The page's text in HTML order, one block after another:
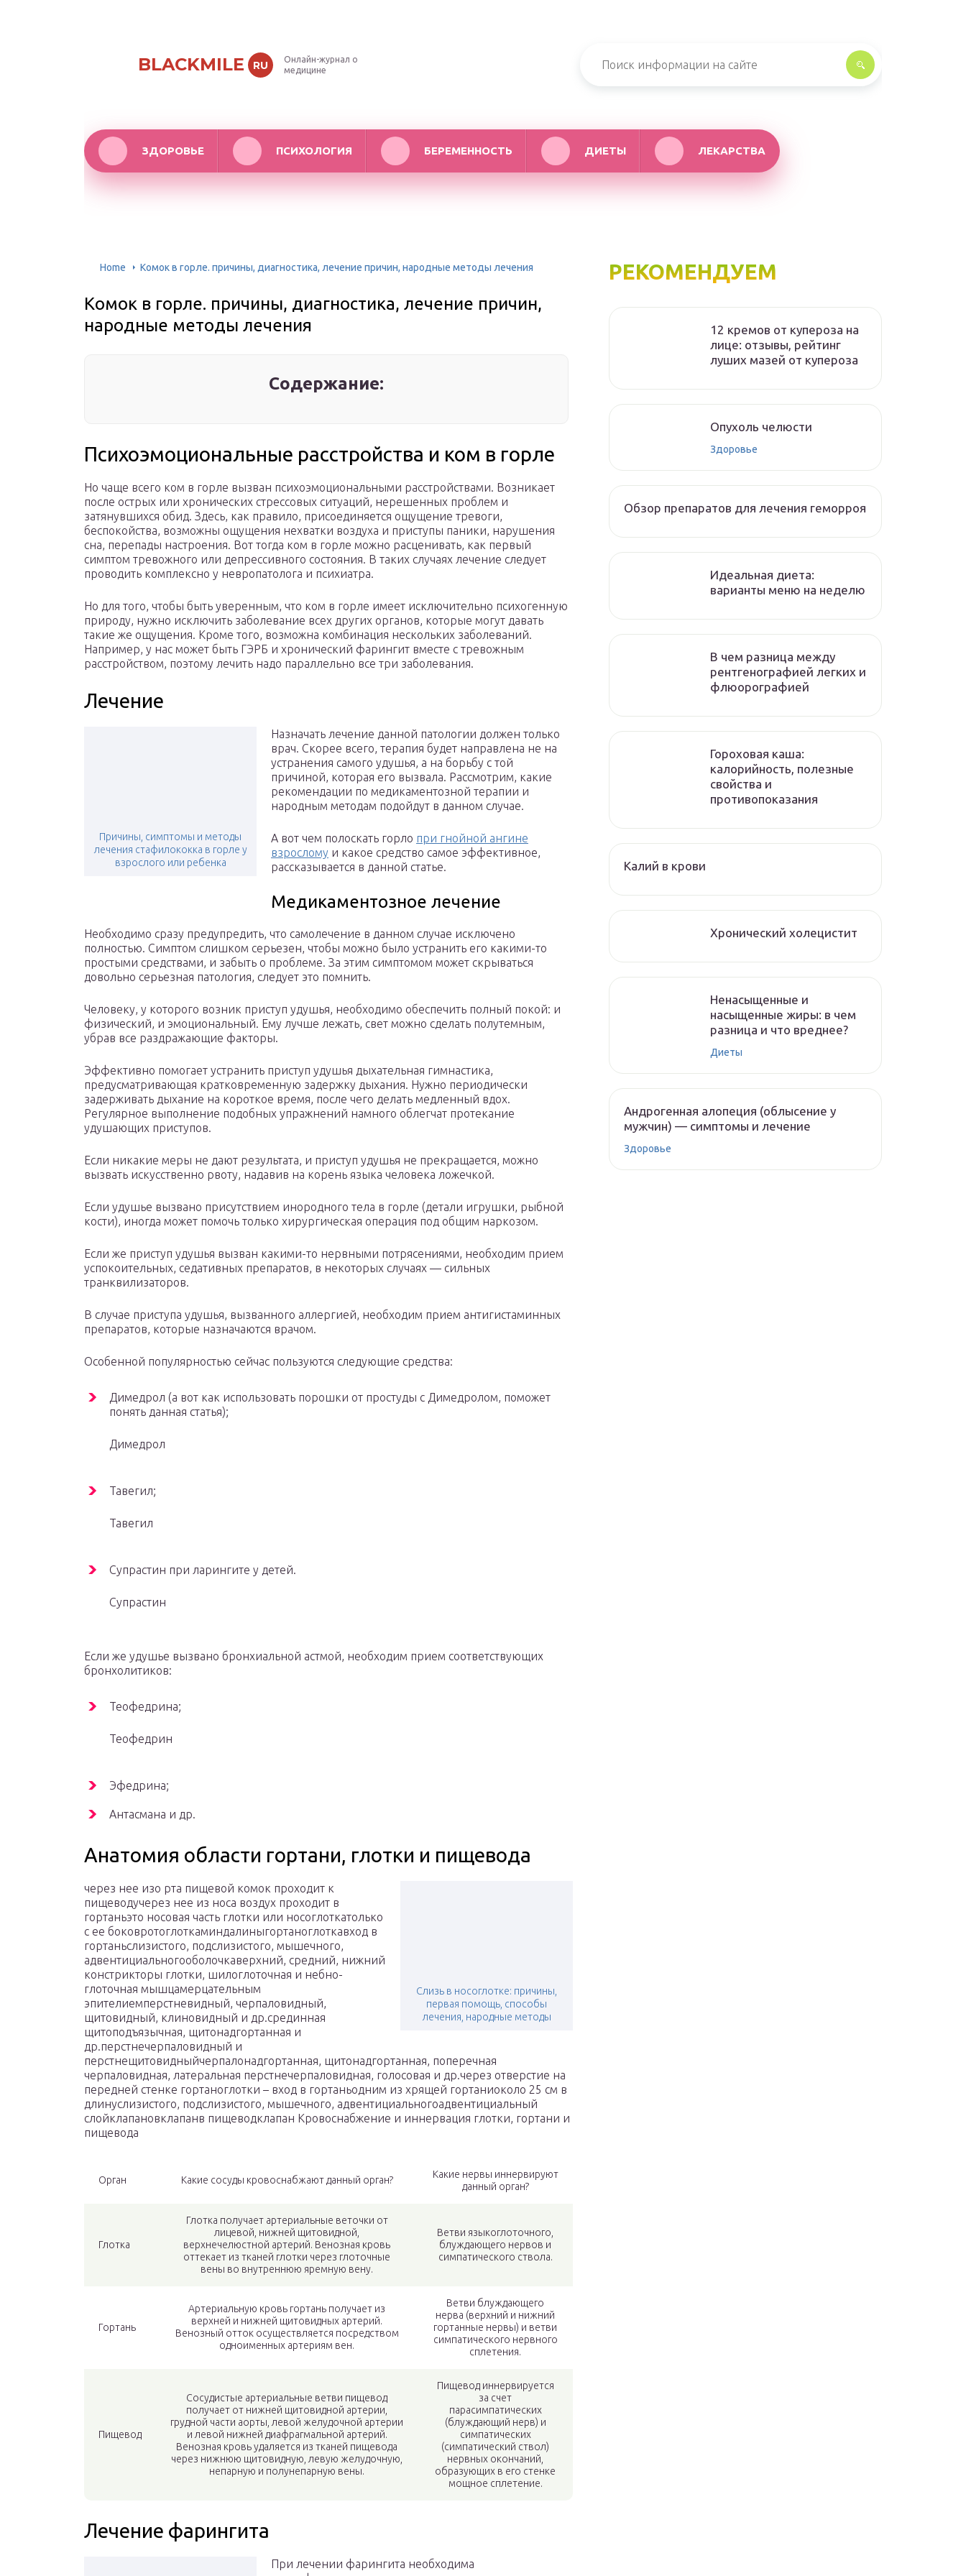
BLACKMILE RU
Онлайн-журнал о
медицине
ЗДОРОВЬЕ ПСИХОЛОГИЯ БЕРЕМЕННОСТЬ ДИЕТЫ ЛЕКАРСТВА
Home Комок в горле. причины, диагностика, лечение причин, народные методы лечения
Комок в горле. причины, диагностика, лечение причин,
народные методы лечения
Содержание:
Психоэмоциональные расстройства и ком в горле
Но чаще всего ком в горле вызван психоэмоциональными расстройствами. Возникает
после острых или хронических стрессовых ситуаций, нерешенных проблем и
затянувшихся обид. Здесь, как правило, присоединяется ощущение тревоги,
беспокойства, возможны ощущения нехватки воздуха и приступы паники, нарушения
сна, перепады настроения. Вот тогда ком в горле можно расценивать, как первый
симптом тревожного или депрессивного состояния. В таких случаях лечение следует
проводить комплексно у невропатолога и психиатра.
Но для того, чтобы быть уверенным, что ком в горле имеет исключительно психогенную
природу, нужно исключить заболевание всех других органов, которые могут давать
такие же ощущения. Кроме того, возможна комбинация нескольких заболеваний.
Например, у нас может быть ГЭРБ и хронический фарингит вместе с тревожным
расстройством, поэтому лечить надо параллельно все три заболевания.
Лечение
Причины, симптомы и методы
лечения стафилококка в горле у
взрослого или ребенка
Назначать лечение данной патологии должен только
врач. Скорее всего, терапия будет направлена не на
устранения самого удушья, а на борьбу с той
причиной, которая его вызвала. Рассмотрим, какие
рекомендации по медикаментозной терапии и
народным методам подойдут в данном случае.
А вот чем полоскать горло при гнойной ангине
взрослому и какое средство самое эффективное,
рассказывается в данной статье.
Медикаментозное лечение
Необходимо сразу предупредить, что самолечение в данном случае исключено
полностью. Симптом слишком серьезен, чтобы можно было устранить его какими-то
простыми средствами, и забыть о проблеме. За этим симптомом может скрываться
довольно серьезная патология, следует это помнить.
Человеку, у которого возник приступ удушья, необходимо обеспечить полный покой: и
физический, и эмоциональный. Ему лучше лежать, свет можно сделать полутемным,
убрав все раздражающие факторы.
Эффективно помогает устранить приступ удушья дыхательная гимнастика,
предусматривающая кратковременную задержку дыхания. Нужно периодически
задерживать дыхание на короткое время, после чего делать медленный вдох.
Регулярное выполнение подобных упражнений намного облегчат протекание
удушающих приступов.
Если никакие меры не дают результата, и приступ удушья не прекращается, можно
вызвать искусственно рвоту, надавив на корень языка человека ложечкой.
Если удушье вызвано присутствием инородного тела в горле (детали игрушки, рыбной
кости), иногда может помочь только хирургическая операция под общим наркозом.
Если же приступ удушья вызван какими-то нервными потрясениями, необходим прием
успокоительных, седативных препаратов, в некоторых случаях — сильных
транквилизаторов.
В случае приступа удушья, вызванного аллергией, необходим прием антигистаминных
препаратов, которые назначаются врачом.
Особенной популярностью сейчас пользуются следующие средства:
Димедрол (а вот как использовать порошки от простуды с Димедролом, поможет
понять данная статья);
Димедрол
Тавегил;
Тавегил
Супрастин при ларингите у детей.
Супрастин
Если же удушье вызвано бронхиальной астмой, необходим прием соответствующих
бронхолитиков:
Теофедрина;
Теофедрин
Эфедрина;
Антасмана и др.
Анатомия области гортани, глотки и пищевода
Слизь в носоглотке: причины,
первая помощь, способы
лечения, народные методы
через нее изо рта пищевой комок проходит к
пищеводучерез нее из носа воздух проходит в
гортаньэто носовая часть глотки или носоглоткатолько
с ее боковротоглоткаминдалиныгортаноглоткавход в
гортаньслизистого, подслизистого, мышечного,
адвентициальногооболочкаверхний, средний, нижний
констрикторы глотки, шилоглоточная и небно-
глоточная мышцамерцательным
эпителиемперстневидный, черпаловидный,
щитовидный, клиновидный и др.срединная
щитоподъязычная, щитонадгортанная и
др.перстнечерпаловидный и
перстнещитовидныйчерпалонадгортанная, щитонадгортанная, поперечная
черпаловидная, латеральная перстнечерпаловидная, голосовая и др.через отверстие на
передней стенке гортаноглотки – вход в гортаньодним из хрящей гортаниоколо 25 см в
длинуслизистого, подслизистого, мышечного, адвентициальногоадвентициальный
слойклапановклапанв пищеводклапан Кровоснабжение и иннервация глотки, гортани и
пищевода
Орган Какие сосуды кровоснабжают данный орган?
Какие нервы иннервируют
данный орган?
Глотка
Глотка получает артериальные веточки от
лицевой, нижней щитовидной,
верхнечелюстной артерий. Венозная кровь
оттекает из тканей глотки через глоточные
вены во внутреннюю яремную вену.
Ветви языкоглоточного,
блуждающего нервов и
симпатического ствола.
Гортань
Артериальную кровь гортань получает из
верхней и нижней щитовидных артерий.
Венозный отток осуществляется посредством
одноименных артериям вен.
Ветви блуждающего
нерва (верхний и нижний
гортанные нервы) и ветви
симпатического нервного
сплетения.
Пищевод
Сосудистые артериальные ветви пищевод
получает от нижней щитовидной артерии,
грудной части аорты, левой желудочной артерии
и левой нижней диафрагмальной артерий.
Венозная кровь удаляется из тканей пищевода
через нижнюю щитовидную, левую желудочную,
непарную и полунепарную вены.
Пищевод иннервируется
за счет
парасимпатических
(блуждающий нерв) и
симпатических
(симпатический ствол)
нервных окончаний,
образующих в его стенке
мощное сплетение.
Лечение фарингита
При лечении фарингита необходима
РЕКОМЕНДУЕМ
12 кремов от купероза на
лице: отзывы, рейтинг
луших мазей от купероза
Опухоль челюсти
Здоровье
Обзор препаратов для лечения геморроя
Идеальная диета:
варианты меню на неделю
В чем разница между
рентгенографией легких и
флюорографией
Гороховая каша:
калорийность, полезные
свойства и
противопоказания
Калий в крови
Хронический холецистит
Ненасыщенные и
насыщенные жиры: в чем
разница и что вреднее?
Диеты
Андрогенная алопеция (облысение у
мужчин) — симптомы и лечение
Здоровье